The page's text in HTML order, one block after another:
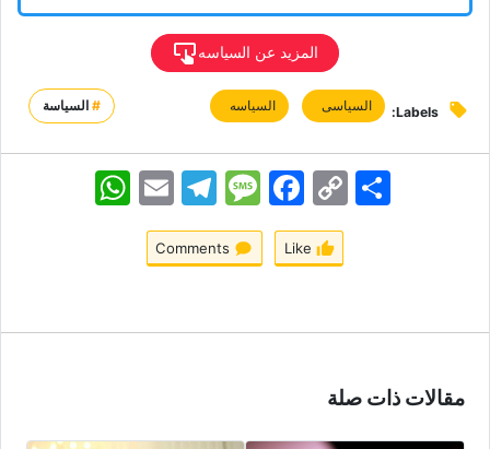
المزید عن السیاسه
Labels: السیاسی السیاسه #السياسة
WhatsApp EmailTelegramMessageFacebook Copy
Link
اشتراک
Like
Comments
مقالات ذات صلة